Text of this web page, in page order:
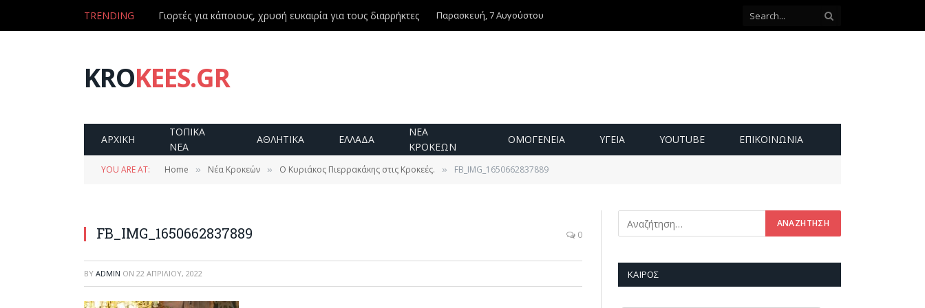
TRENDING Γιορτές για κάποιους, χρυσή ευκαιρία για τους διαρρήκτες Παρασκευή, 7 Αυγούστου
KROKEES.GR
ΑΡΧΙΚΗ
ΤΟΠΙΚΑ
ΝΕΑ
ΑΘΛΗΤΙΚΑ ΕΛΛΑΔΑ
ΝΕΑ
ΚΡΟΚΕΩΝ
ΟΜΟΓΕΝΕΙΑ ΥΓΕΙΑ YOUTUBE ΕΠΙΚΟΙΝΩΝΊΑ
YOU ARE AT: Home » Νέα Κροκεών » Ο Κυριάκος Πιερρακάκης στις Κροκεές. » FB_IMG_1650662837889
FB_IMG_1650662837889 0
BY ADMIN ON 22 ΑΠΡΙΛΊΟΥ, 2022 ΚΑΙΡΌΣ